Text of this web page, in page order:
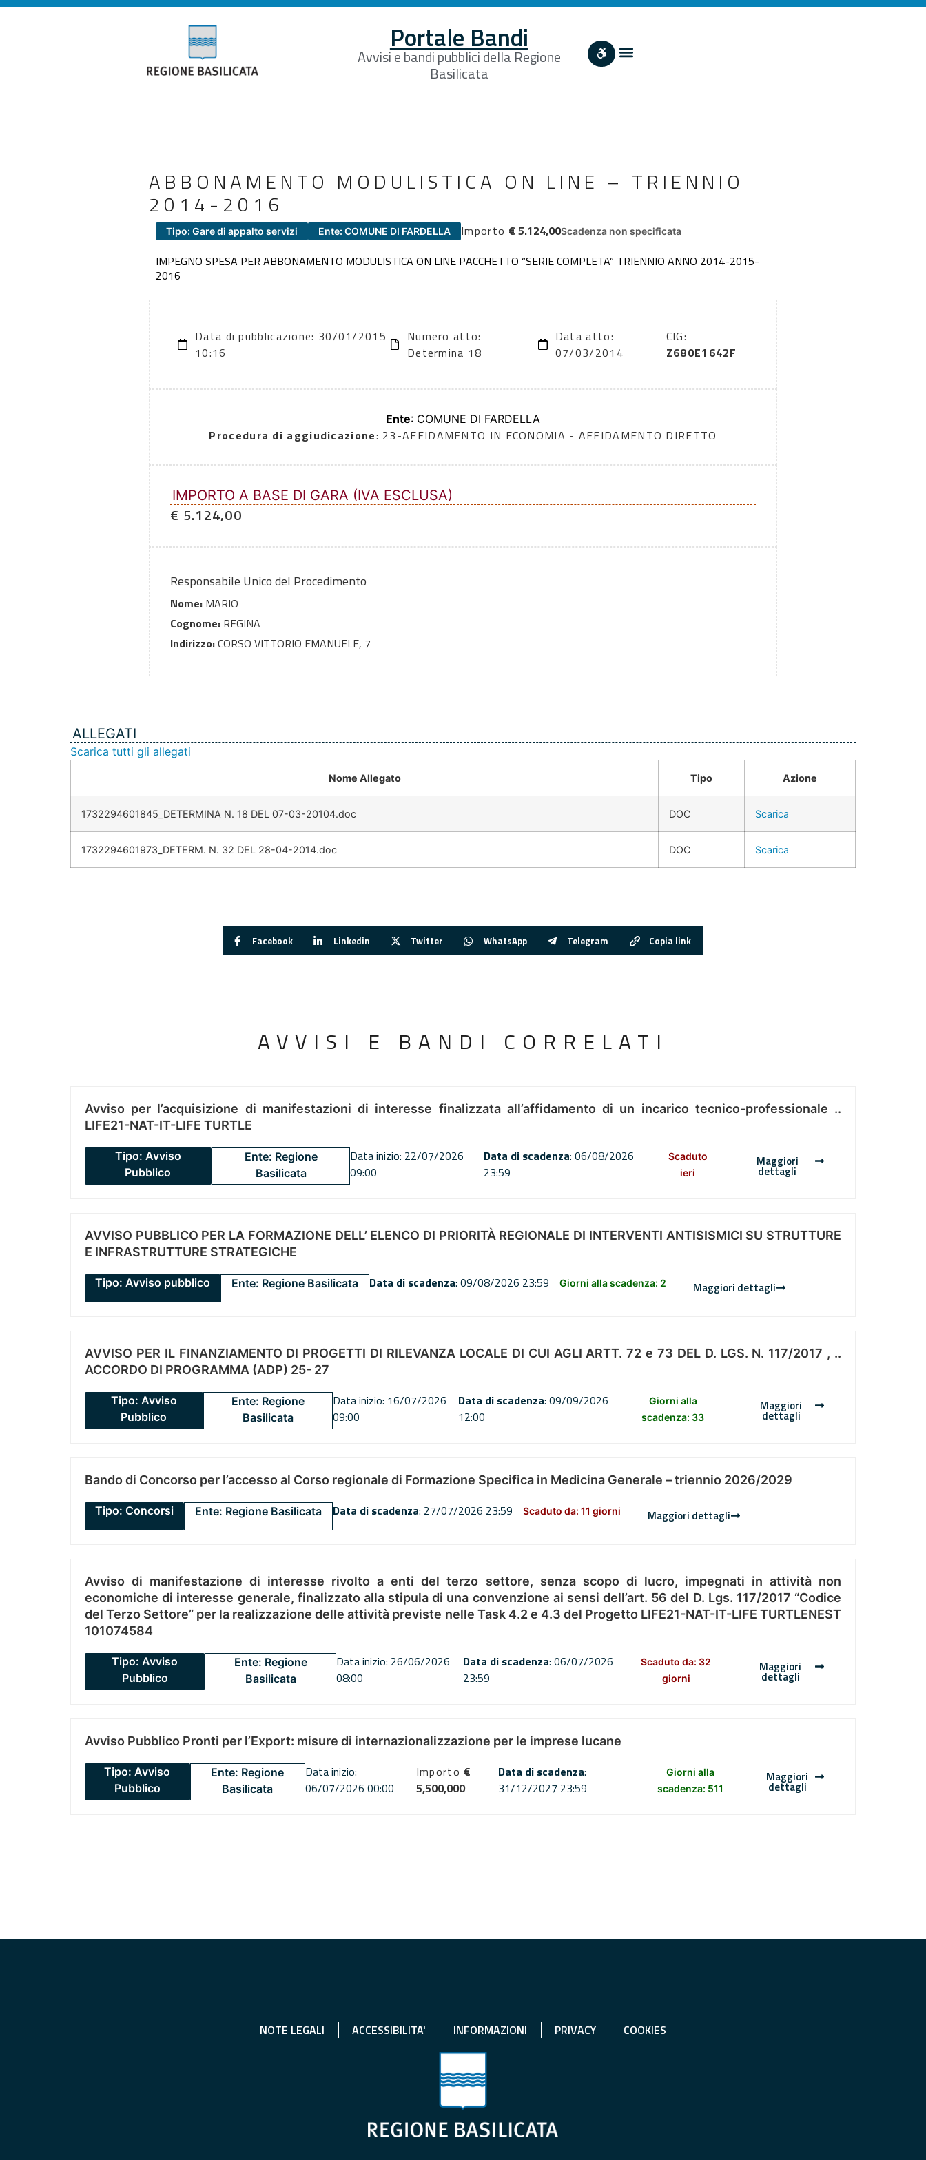
Portale Bandi
Avvisi e bandi pubblici della Regione
Basilicata
ABBONAMENTO MODULISTICA ON LINE – TRIENNIO
2014-2016
Tipo: Gare di appalto servizi Ente: COMUNE DI FARDELLA Importo € 5.124,00Scadenza non specificata
IMPEGNO SPESA PER ABBONAMENTO MODULISTICA ON LINE PACCHETTO “SERIE COMPLETA” TRIENNIO ANNO 2014-2015-
2016
Data di pubblicazione: 30/01/2015
10:16
Numero atto:
Determina 18
Data atto:
07/03/2014
CIG:
Z680E1642F
Ente: COMUNE DI FARDELLA
Procedura di aggiudicazione: 23-AFFIDAMENTO IN ECONOMIA - AFFIDAMENTO DIRETTO
IMPORTO A BASE DI GARA (IVA ESCLUSA)
€ 5.124,00
Responsabile Unico del Procedimento
Nome: MARIO
Cognome: REGINA
Indirizzo:CORSO VITTORIO EMANUELE, 7
ALLEGATI
Scarica tutti gli allegati
Nome Allegato Tipo Azione
1732294601845_DETERMINA N. 18 DEL 07-03-20104.doc DOC Scarica
1732294601973_DETERM. N. 32 DEL 28-04-2014.doc DOC Scarica
Facebook Linkedin Twitter WhatsApp Telegram Copia link
AVVISI E BANDI CORRELATI
Avviso per l’acquisizione di manifestazioni di interesse finalizzata all’affidamento di un incarico tecnico-professionale ..
LIFE21-NAT-IT-LIFE TURTLE
Tipo: Avviso
Pubblico
Ente: Regione
Basilicata
Data inizio: 22/07/2026
09:00
Data di scadenza: 06/08/2026
23:59
Scaduto
ieri
Maggiori
dettagli
AVVISO PUBBLICO PER LA FORMAZIONE DELL’ ELENCO DI PRIORITÀ REGIONALE DI INTERVENTI ANTISISMICI SU STRUTTURE
E INFRASTRUTTURE STRATEGICHE
Tipo: Avviso pubblico Ente: Regione Basilicata Data di scadenza: 09/08/2026 23:59 Giorni alla scadenza: 2 Maggiori dettagli
AVVISO PER IL FINANZIAMENTO DI PROGETTI DI RILEVANZA LOCALE DI CUI AGLI ARTT. 72 e 73 DEL D. LGS. N. 117/2017 , ..
ACCORDO DI PROGRAMMA (ADP) 25- 27
Tipo: Avviso
Pubblico
Ente: Regione
Basilicata
Data inizio: 16/07/2026
09:00
Data di scadenza: 09/09/2026
12:00
Giorni alla
scadenza: 33
Maggiori
dettagli
Bando di Concorso per l’accesso al Corso regionale di Formazione Specifica in Medicina Generale – triennio 2026/2029
Tipo: Concorsi Ente: Regione Basilicata Data di scadenza: 27/07/2026 23:59 Scaduto da: 11 giorni Maggiori dettagli
Avviso di manifestazione di interesse rivolto a enti del terzo settore, senza scopo di lucro, impegnati in attività non
economiche di interesse generale, finalizzato alla stipula di una convenzione ai sensi dell’art. 56 del D. Lgs. 117/2017 “Codice
del Terzo Settore” per la realizzazione delle attività previste nelle Task 4.2 e 4.3 del Progetto LIFE21-NAT-IT-LIFE TURTLENEST
101074584
Tipo: Avviso
Pubblico
Ente: Regione
Basilicata
Data inizio: 26/06/2026
08:00
Data di scadenza: 06/07/2026
23:59
Scaduto da: 32
giorni
Maggiori
dettagli
Avviso Pubblico Pronti per l’Export: misure di internazionalizzazione per le imprese lucane
Tipo: Avviso
Pubblico
Ente: Regione
Basilicata
Data inizio:
06/07/2026 00:00
Importo €
5,500,000
Data di scadenza:
31/12/2027 23:59
Giorni alla
scadenza: 511
Maggiori
dettagli
NOTE LEGALI ACCESSIBILITA' INFORMAZIONI PRIVACY COOKIES